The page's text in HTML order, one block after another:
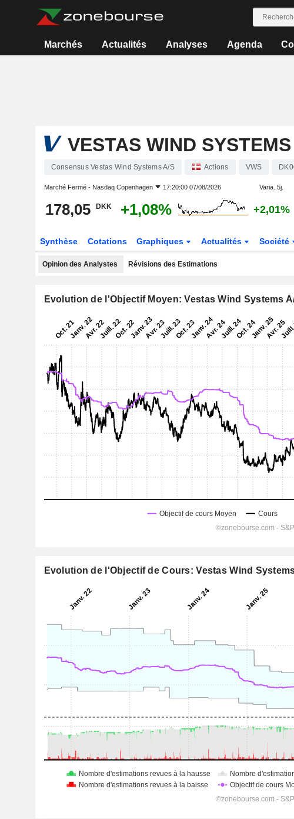
Marchés Actualités Analyses Agenda
VESTAS WIND
Consensus Vestas Wind Systems A/S Actions VWS
Marché Fermé - Nasdaq Copenhagen 17:20:00 07/08/2026 Varia. 5j.
178,05 DKK +1,08% +2,01%
Synthèse Cotations Graphiques Actualités Société
Opinion des Analystes Révisions des Estimations
Evolution de l'Objectif Moyen: Vestas Wind Systems
Evolution de l'Objectif de Cours: Vestas Wind